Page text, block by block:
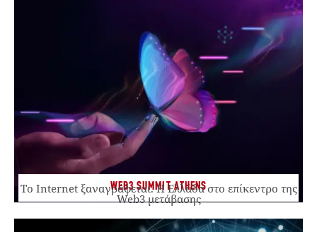
WEB3 SUMMIT ATHENS
Το Internet ξαναγράφεται. Η Ελλάδα στο επίκεντρο της
Web3 μετάβασης